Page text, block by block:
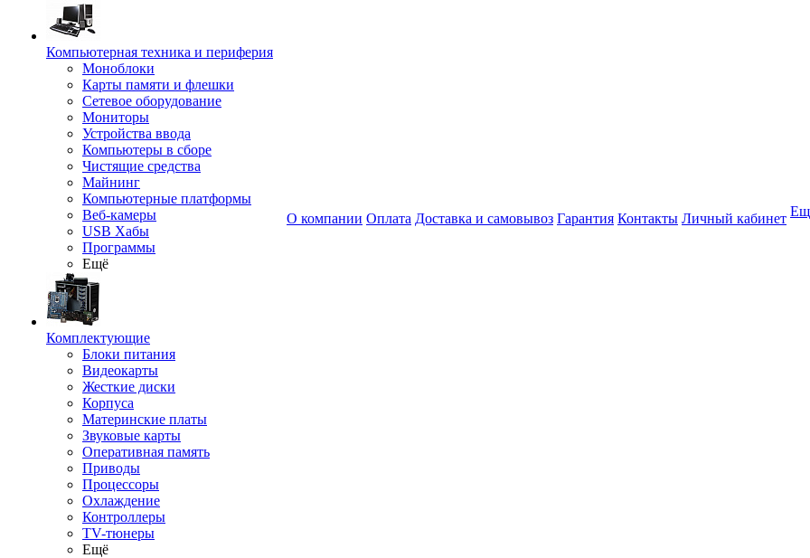
Компьютерная техника и периферия
Моноблоки
Карты памяти и флешки
Сетевое оборудование
Мониторы
Устройства ввода
Компьютеры в сборе
Чистящие средства
Майнинг
Компьютерные платформы
Веб-камеры
USB Хабы
Программы
Ещё
Комплектующие
Блоки питания
Видеокарты
Жесткие диски
Корпуса
Материнские платы
Звуковые карты
Оперативная память
Приводы
Процессоры
Охлаждение
Контроллеры
TV-тюнеры
Ещё
О компании Оплата Доставка и самовывоз Гарантия Контакты Личный кабинет